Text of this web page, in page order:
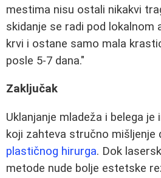
mestima nisu ostali nikakvi
skidanje se radi pod lokalnom
krvi i ostane samo mala
posle 5-7 dana."
Zaključak
Uklanjanje mladeža i belega je
koji zahteva stručno mišljenje
plastičnog hirurga. Dok
metode nude bolje estetske